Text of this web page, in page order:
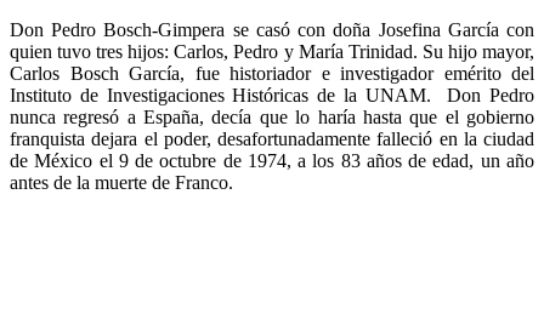
Don Pedro Bosch-Gimpera se casó con doña Josefina García con
quien tuvo tres hijos: Carlos, Pedro y María Trinidad. Su hijo mayor,
Carlos Bosch García, fue historiador e investigador emérito del
Instituto de Investigaciones Históricas de la UNAM. Don Pedro
nunca regresó a España, decía que lo haría hasta que el gobierno
franquista dejara el poder, desafortunadamente falleció en la ciudad
de México el 9 de octubre de 1974, a los 83 años de edad, un año
antes de la muerte de Franco.